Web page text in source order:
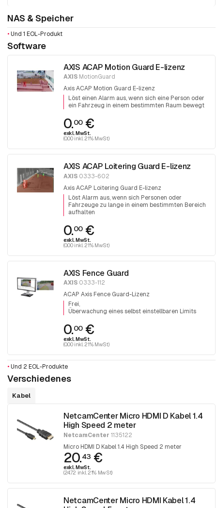
NAS & Speicher
• Und 1 EOL-Produkt
Software
AXIS ACAP Motion Guard E-lizenz
AXIS MotionGuard
Axis ACAP Motion Guard E-lizenz
Löst einen Alarm aus, wenn sich eine Person oder
ein Fahrzeug in einem bestimmten Raum bewegt
0.00€
exkl. MwSt.
(0.00 inkl. 21% MwSt)
AXIS ACAP Loitering Guard E-lizenz
AXIS 0333-602
Axis ACAP Loitering Guard E-lizenz
Löst Alarm aus, wenn sich Personen oder
Fahrzeuge zu lange in einem bestimmten Bereich
aufhalten
0.00€
exkl. MwSt.
(0.00 inkl. 21% MwSt)
AXIS Fence Guard
AXIS 0333-112
ACAP Axis Fence Guard-Lizenz
Frei
Überwachung eines selbst einstellbaren Limits
0.00€
exkl. MwSt.
(0.00 inkl. 21% MwSt)
• Und 2 EOL-Produkte
Verschiedenes
Kabel
NetcamCenter Micro HDMI D Kabel 1.4
High Speed 2 meter
NetcamCenter 1135122
Micro HDMI D Kabel 1.4 High Speed 2 meter
20.43 €
exkl. MwSt.
(24.72 inkl. 21% MwSt)
NetcamCenter Micro HDMI Kabel 1.4